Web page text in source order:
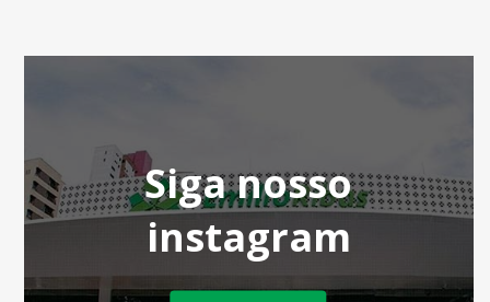
Siga nosso
instagram